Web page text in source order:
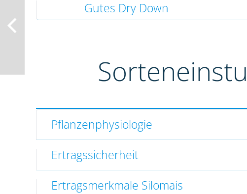
Gutes Dry Down
Pflanzenphysiologie
Ertragssicherheit
Ertragsmerkmale Silomais